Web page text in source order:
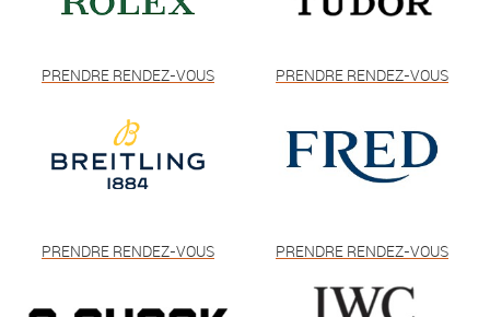
PRENDRE RENDEZ-VOUS PRENDRE RENDEZ-VOUS
PRENDRE RENDEZ-VOUS PRENDRE RENDEZ-VOUS